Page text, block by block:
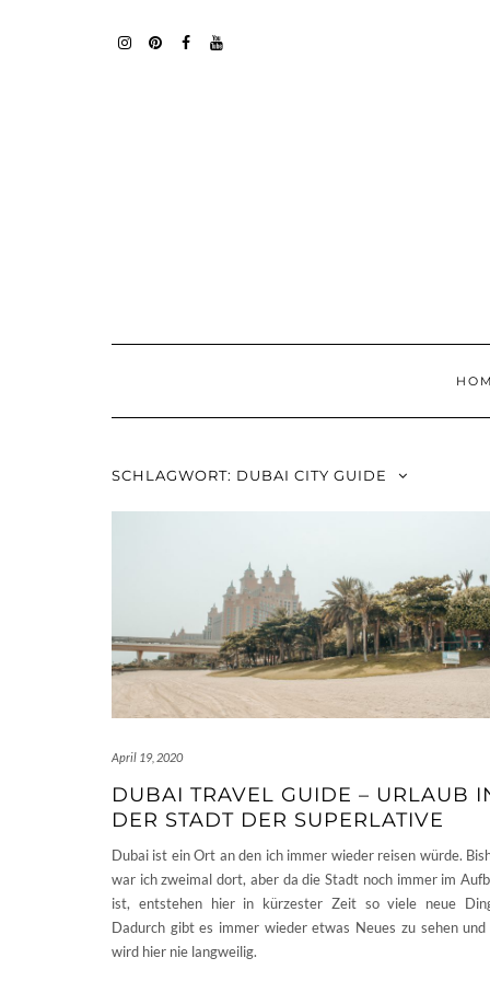
SCHLAGWORT: DUBAI CITY GUIDE
April 19, 2020
DUBAI TRAVEL GUIDE – URLAUB
DER STADT DER SUPERLATIVE
Dubai ist ein Ort an den ich immer wieder reisen würde.
war ich zweimal dort, aber da die Stadt noch immer im
ist, entstehen hier in kürzester Zeit so viele neue
Dadurch gibt es immer wieder etwas Neues zu sehen und
wird hier nie langweilig.